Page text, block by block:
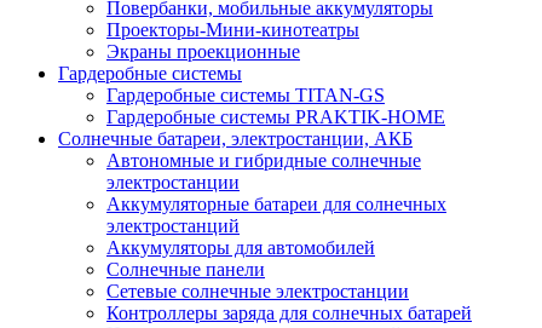
Повербанки, мобильные аккумуляторы
Проекторы-Мини-кинотеатры
Экраны проекционные
Гардеробные системы
Гардеробные системы TITAN-GS
Гардеробные системы PRAKTIK-HOME
Солнечные батареи, электростанции, АКБ
Автономные и гибридные солнечные
электростанции
Аккумуляторные батареи для солнечных
электростанций
Аккумуляторы для автомобилей
Солнечные панели
Сетевые солнечные электростанции
Контроллеры заряда для солнечных батарей